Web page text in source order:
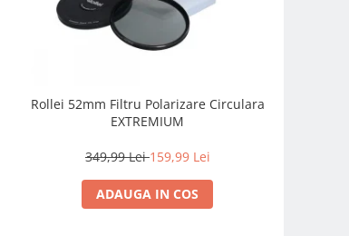
Rollei 52mm Filtru Polarizare Circulara
EXTREMIUM
349,99 Lei159,99 Lei
ADAUGA IN COS